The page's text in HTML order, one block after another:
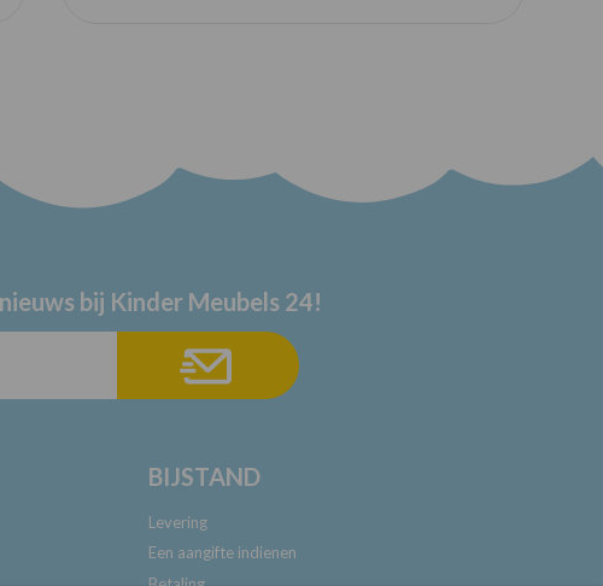
bij Kinder Meubels 24!
BIJSTAND
Levering
Een aangifte indienen